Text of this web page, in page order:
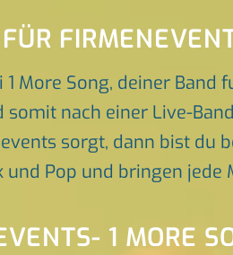
More Song, deiner Band
somit nach einer Live-
sorgt, dann bist du
und Pop und bringen
1 MORE